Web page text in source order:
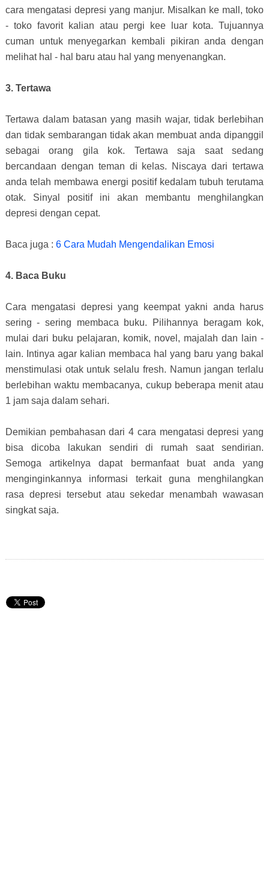
cara mengatasi depresi yang manjur. Misalkan ke mall, toko
- toko favorit kalian atau pergi kee luar kota. Tujuannya
cuman untuk menyegarkan kembali pikiran anda dengan
melihat hal - hal baru atau hal yang menyenangkan.
3. Tertawa
Tertawa dalam batasan yang masih wajar, tidak berlebihan
dan tidak sembarangan tidak akan membuat anda dipanggil
sebagai orang gila kok. Tertawa saja saat sedang
bercandaan dengan teman di kelas. Niscaya dari tertawa
anda telah membawa energi positif kedalam tubuh terutama
otak. Sinyal positif ini akan membantu menghilangkan
depresi dengan cepat.
Baca juga : 6 Cara Mudah Mengendalikan Emosi
4. Baca Buku
Cara mengatasi depresi yang keempat yakni anda harus
sering - sering membaca buku. Pilihannya beragam kok,
mulai dari buku pelajaran, komik, novel, majalah dan lain -
lain. Intinya agar kalian membaca hal yang baru yang bakal
menstimulasi otak untuk selalu fresh. Namun jangan terlalu
berlebihan waktu membacanya, cukup beberapa menit atau
1 jam saja dalam sehari.
Demikian pembahasan dari 4 cara mengatasi depresi yang
bisa dicoba lakukan sendiri di rumah saat sendirian.
Semoga artikelnya dapat bermanfaat buat anda yang
menginginkannya informasi terkait guna menghilangkan
rasa depresi tersebut atau sekedar menambah wawasan
singkat saja.